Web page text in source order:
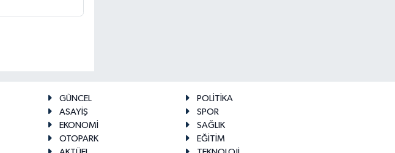
GÜNCEL
POLİTİKA
ASAYİŞ
SPOR
EKONOMİ
SAĞLIK
OTOPARK
EĞİTİM